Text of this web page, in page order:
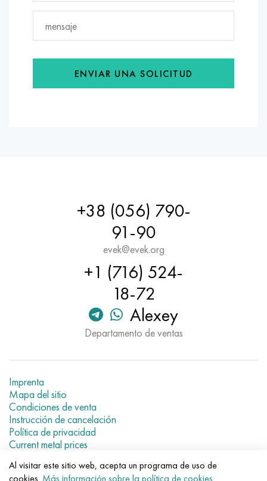
ENVIAR UNA SOLICITUD
+38 (056) 790-
91-90
evek@evek.org
+1 (716) 524-
18-72
Alexey
Departamento de ventas
Imprenta
Mapa del sitio
Condiciones de venta
Instrucción de cancelación
Política de privacidad
Current metal prices
© 2007–2026 «Evek GmbH»
Al visitar este sitio web, acepta un programa de uso de
cookies. Más información sobre la política de cookies